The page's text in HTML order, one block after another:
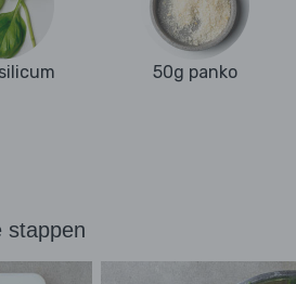
50g panko
stappen